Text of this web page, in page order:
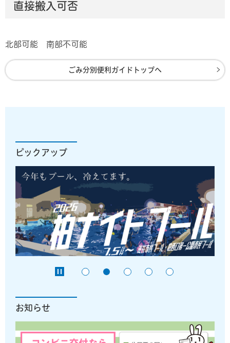
直接搬入可否
北部可能 南部不可能
ごみ分別便利ガイドトップへ
ピックアップ
お知らせ